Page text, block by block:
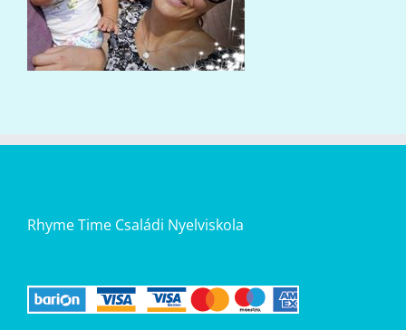
Rhyme Time Családi Nyelviskola